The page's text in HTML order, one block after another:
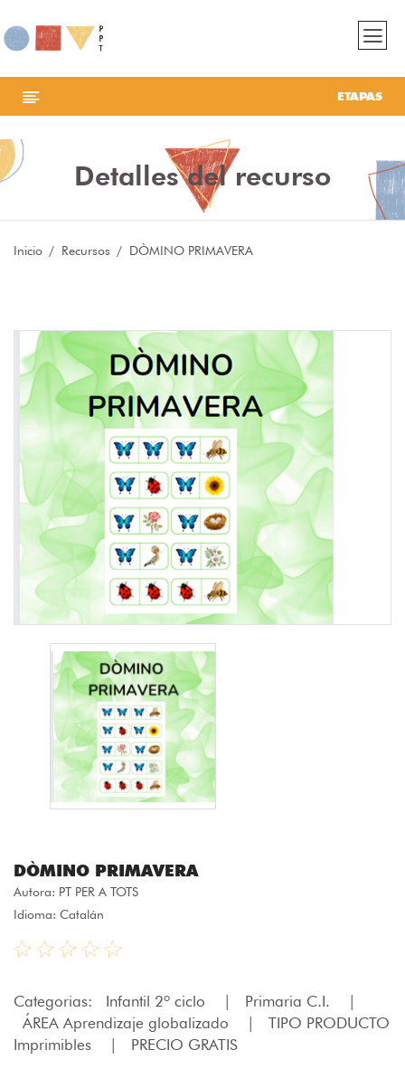
ETAPAS
Detalles del recurso
Inicio Recursos DÒMINO PRIMAVERA
DÒMINO PRIMAVERA
Autora: PT PER A TOTS
Idioma: Catalán
Categorias: Infantil 2º ciclo | Primaria C.I.
|
ÁREA Aprendizaje globalizado
|
TIPO PRODUCTO
Imprimibles
| PRECIO GRATIS